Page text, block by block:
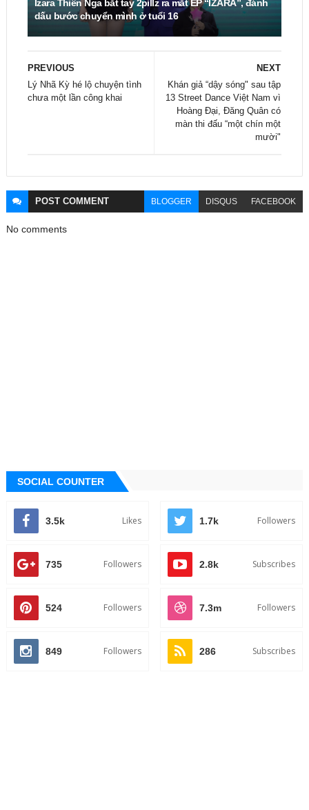
Izara Thiên Nga bắt tay 2pillz ra mắt EP “IZARA”, đánh
dấu bước chuyển mình ở tuổi 16
NEXT
Khán giả “dậy sóng" sau tập
13 Street Dance Việt Nam vì
Hoàng Đại, Đăng Quân có
màn thi đấu “một chín một
mười"
PREVIOUS
Lý Nhã Kỳ hé lộ chuyện tình
chưa một lần công khai
POST COMMENT BLOGGER DISQUS FACEBOOK
No comments
SOCIAL COUNTER
3.5k Likes 1.7k Followers
735 Followers 2.8k Subscribes
524 Followers 7.3m Followers
849 Followers 286 Subscribes